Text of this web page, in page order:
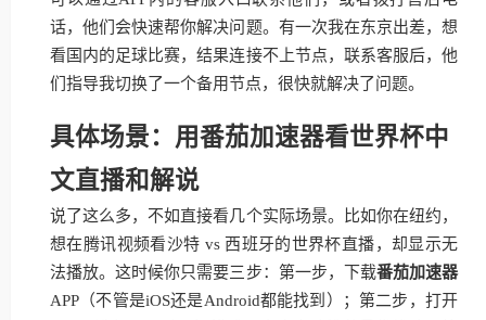
话，他们会快速帮你解决问题。有一次我在东京出差，想
看国内的足球比赛，结果连接不上节点，联系客服后，他
们指导我切换了一个备用节点，很快就解决了问题。
具体场景：用番茄加速器看世界杯中
文直播和解说
说了这么多，不如直接看几个实际场景。比如你在纽约，
想在腾讯视频看沙特 vs 西班牙的世界杯直播，却显示无
法播放。这时候你只需要三步：第一步，下载番茄加速器
APP（不管是iOS还是Android都能找到）；第二步，打开